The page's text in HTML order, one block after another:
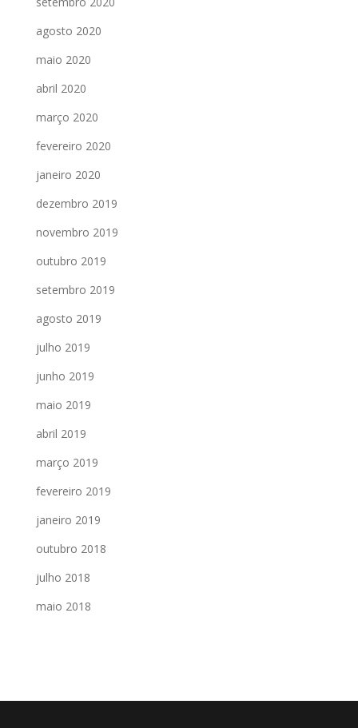
agosto 2020
maio 2020
abril 2020
março 2020
fevereiro 2020
janeiro 2020
dezembro 2019
novembro 2019
outubro 2019
setembro 2019
agosto 2019
julho 2019
junho 2019
maio 2019
abril 2019
março 2019
fevereiro 2019
janeiro 2019
outubro 2018
julho 2018
maio 2018